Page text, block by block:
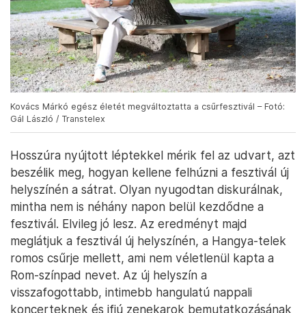
Kovács Márkó egész életét megváltoztatta a csűrfesztivál – Fotó:
Gál László / Transtelex
Hosszúra nyújtott léptekkel mérik fel az udvart, azt
beszélik meg, hogyan kellene felhúzni a fesztivál új
helyszínén a sátrat. Olyan nyugodtan diskurálnak,
mintha nem is néhány napon belül kezdődne a
fesztivál. Elvileg jó lesz. Az eredményt majd
meglátjuk a fesztivál új helyszínén, a Hangya-telek
romos csűrje mellett, ami nem véletlenül kapta a
Rom-színpad nevet. Az új helyszín a
visszafogottabb, intimebb hangulatú nappali
koncerteknek és ifjú zenekarok bemutatkozásának